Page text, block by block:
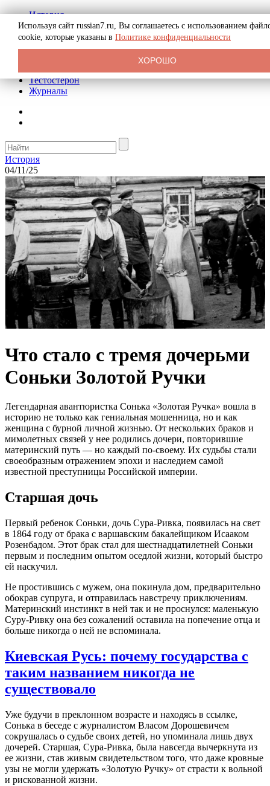
История
Биография
Криминал
Реклама на сайте
Тестостерон
Журналы
История
04/11/25
Что стало с тремя дочерьми
Соньки Золотой Ручки
Легендарная авантюристка Сонька «Золотая Ручка» вошла в
историю не только как гениальная мошенница, но и как
женщина с бурной личной жизнью. От нескольких браков и
мимолетных связей у нее родились дочери, повторившие
материнский путь — но каждый по-своему. Их судьбы стали
своеобразным отражением эпохи и наследием самой
известной преступницы Российской империи.
Старшая дочь
Первый ребенок Соньки, дочь Сура-Ривка, появилась на свет
в 1864 году от брака с варшавским бакалейщиком Исааком
Розенбадом. Этот брак стал для шестнадцатилетней Соньки
первым и последним опытом оседлой жизни, который быстро
ей наскучил.
Не простившись с мужем, она покинула дом, предварительно
обокрав супруга, и отправилась навстречу приключениям.
Материнский инстинкт в ней так и не проснулся: маленькую
Суру-Ривку она без сожалений оставила на попечение отца и
больше никогда о ней не вспоминала.
Киевская Русь: почему государства с
таким названием никогда не
существовало
Уже будучи в преклонном возрасте и находясь в ссылке,
Сонька в беседе с журналистом Власом Дорошевичем
сокрушалась о судьбе своих детей, но упоминала лишь двух
дочерей. Старшая, Сура-Ривка, была навсегда вычеркнута из
ее жизни, став живым свидетельством того, что даже кровные
узы не могли удержать «Золотую Ручку» от страсти к вольной
и рискованной жизни.
Используя сайт russian7.ru, Вы соглашаетесь с использованием
cookie, которые указаны в Политике конфиденциальности
ХОРОШО